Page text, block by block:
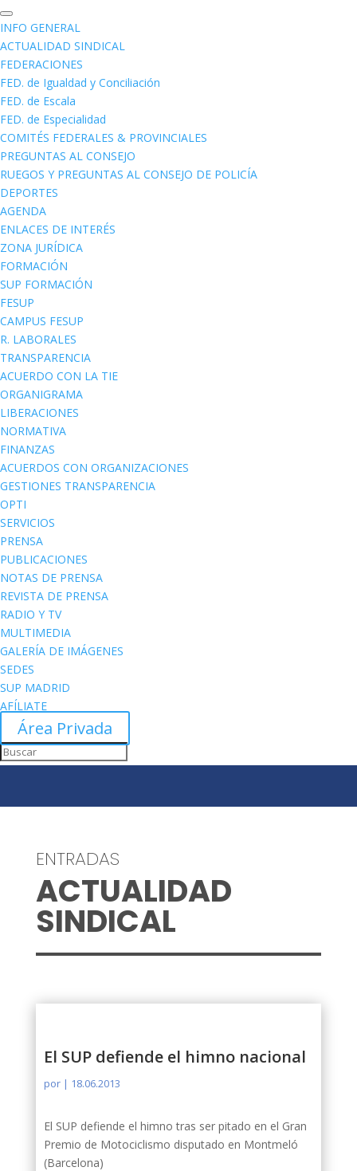
INFO GENERAL
ACTUALIDAD SINDICAL
FEDERACIONES
FED. de Igualdad y Conciliación
FED. de Escala
FED. de Especialidad
COMITÉS FEDERALES & PROVINCIALES
PREGUNTAS AL CONSEJO
RUEGOS Y PREGUNTAS AL CONSEJO DE POLICÍA
DEPORTES
AGENDA
ENLACES DE INTERÉS
ZONA JURÍDICA
FORMACIÓN
SUP FORMACIÓN
FESUP
CAMPUS FESUP
R. LABORALES
TRANSPARENCIA
ACUERDO CON LA TIE
ORGANIGRAMA
LIBERACIONES
NORMATIVA
FINANZAS
ACUERDOS CON ORGANIZACIONES
GESTIONES TRANSPARENCIA
OPTI
SERVICIOS
PRENSA
PUBLICACIONES
NOTAS DE PRENSA
REVISTA DE PRENSA
RADIO Y TV
MULTIMEDIA
GALERÍA DE IMÁGENES
SEDES
SUP MADRID
AFÍLIATE
Área Privada
ENTRADAS
ACTUALIDAD
SINDICAL
El SUP defiende el himno nacional
por | 18.06.2013
El SUP defiende el himno tras ser pitado en el Gran
Premio de Motociclismo disputado en Montmeló
(Barcelona)